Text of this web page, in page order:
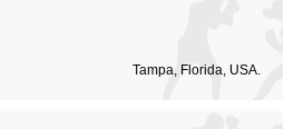
Tampa, Florida, USA.